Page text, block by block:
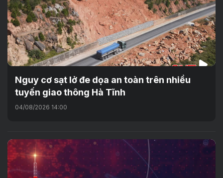
Nguy cơ sạt lở đe dọa an toàn trên nhiều
tuyến giao thông Hà Tĩnh
04/08/2026 14:00